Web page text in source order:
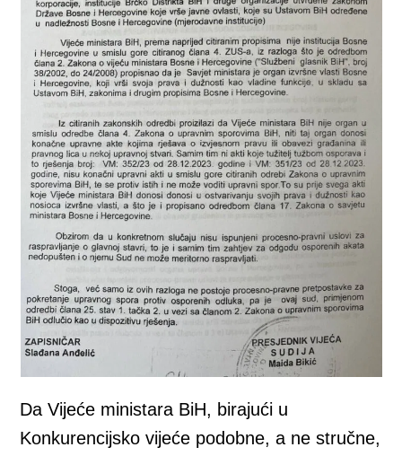
Da Vijeće ministara BiH, birajući u
Konkurencijsko vijeće podobne, a ne stručne,